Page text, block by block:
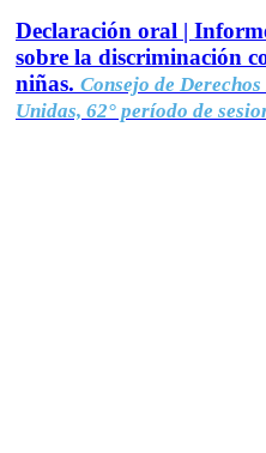
Declaración oral |
sobre la discriminación
niñas. Consejo de
Unidas, 62° período de